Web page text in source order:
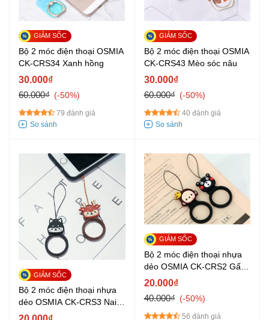
Bộ 2 móc điện thoại OSMIA
CK-CRS34 Xanh hồng
30.000₫
60.000₫
-50%
79 đánh giá
Bộ 2 móc điện thoại OSMIA
CK-CRS43 Mèo sóc nâu
30.000₫
60.000₫
-50%
40 đánh giá
Bộ 2 móc điện thoại nhựa
dẻo OSMIA CK-CRS3 Nai
Mèo Đen
Bộ 2 móc điện thoại nhựa
dẻo OSMIA CK-CRS2 Gấu
Khỉ Đen
20.000₫
40.000₫
-50%
56 đánh giá